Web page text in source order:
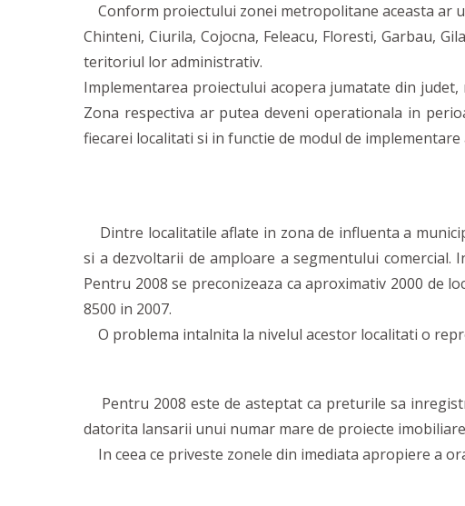
Conform proiectului zonei metropolitane aceasta ar
Chinteni, Ciurila, Cojocna, Feleacu, Floresti, Garbau,
teritoriul lor administrativ.
Implementarea proiectului acopera jumatate din
Zona respectiva ar putea deveni operationala in
fiecarei localitati si in functie de modul de
Dintre localitatile aflate in zona de influenta a
si a dezvoltarii de amploare a segmentului comercial.
Pentru 2008 se preconizeaza ca aproximativ 2000 de
8500 in 2007.
O problema intalnita la nivelul acestor localitati o
Pentru 2008 este de asteptat ca preturile sa
datorita lansarii unui numar mare de proiecte
In ceea ce priveste zonele din imediata apropiere a